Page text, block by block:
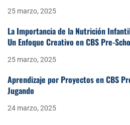
25 marzo, 2025
La Importancia de la Nutrición
Un Enfoque Creativo en CBS Pre-
25 marzo, 2025
Aprendizaje por Proyectos en CBS
Jugando
24 marzo, 2025